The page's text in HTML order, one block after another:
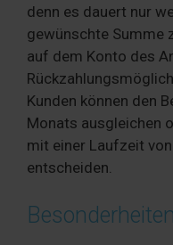
denn es dauert nur
gewünschte Summe
auf dem Konto des
Kunden können den
Monats ausgleichen
mit einer Laufzeit
entscheiden.
Besonderheiten